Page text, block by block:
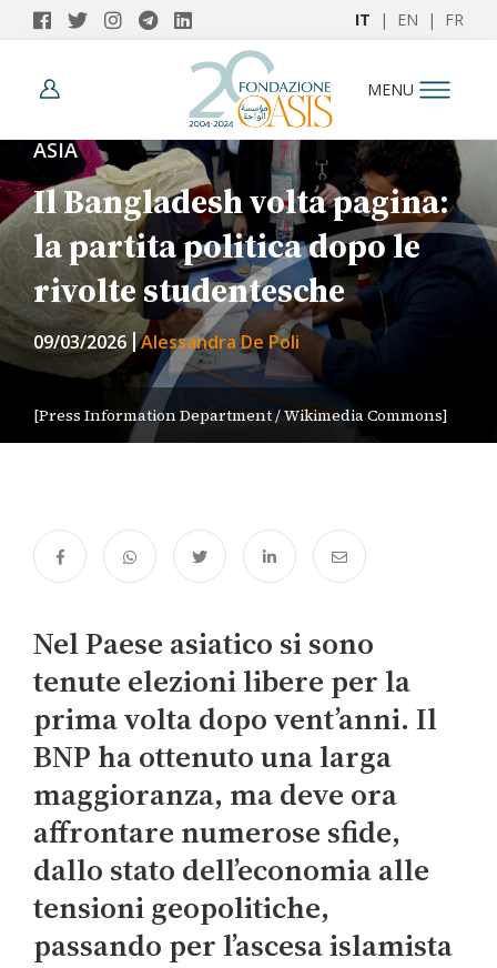
IT | EN | FR
MENU
ASIA
Il Bangladesh volta pagina:
la partita politica dopo le
rivolte studentesche
09/03/2026 Alessandra De Poli
[Press Information Department / Wikimedia Commons]
Nel Paese asiatico si sono
tenute elezioni libere per la
prima volta dopo vent’anni. Il
BNP ha ottenuto una larga
maggioranza, ma deve ora
affrontare numerose sfide,
dallo stato dell’economia alle
tensioni geopolitiche,
passando per l’ascesa islamista